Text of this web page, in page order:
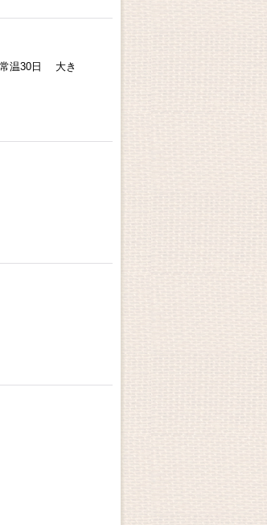
常温30日 大き